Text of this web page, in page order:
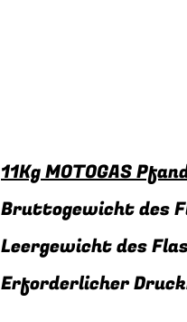
11Kg MOTOGAS
Bruttogewicht
Leergewicht des
Erforderlicher